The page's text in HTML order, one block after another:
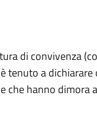
di convivenza
tenuto a
che hanno dimora